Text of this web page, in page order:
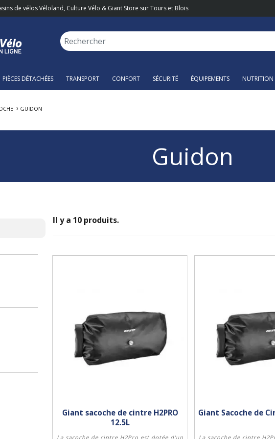
de vélos Véloland, Culture Vélo & Giant Store sur Tours et Blois
PIÈCES DÉTACHÉES TRANSPORT CONFORT SÉCURITÉ ÉQUIPEMENTS NUTRITION
GUIDON
Guidon
Il y a 10 produits.
Giant sacoche de cintre H2PRO
12.5L
La sacoche de cintre H2Pro est dotée d’un
Giant Sacoche de
La sacoche de cintre